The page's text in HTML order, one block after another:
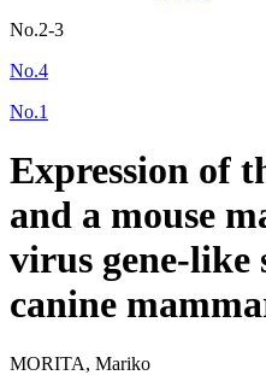
No.2-3
No.4
No.1
Expression of
and a mouse
virus gene-like
canine
MORITA, Mariko